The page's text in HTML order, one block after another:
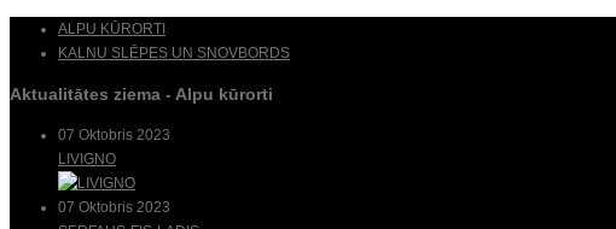
ALPU KŪRORTI
KALNU SLĒPES UN SNOVBORDS
Aktualitātes ziema - Alpu kūrorti
07 Oktobris 2023
LIVIGNO
07 Oktobris 2023